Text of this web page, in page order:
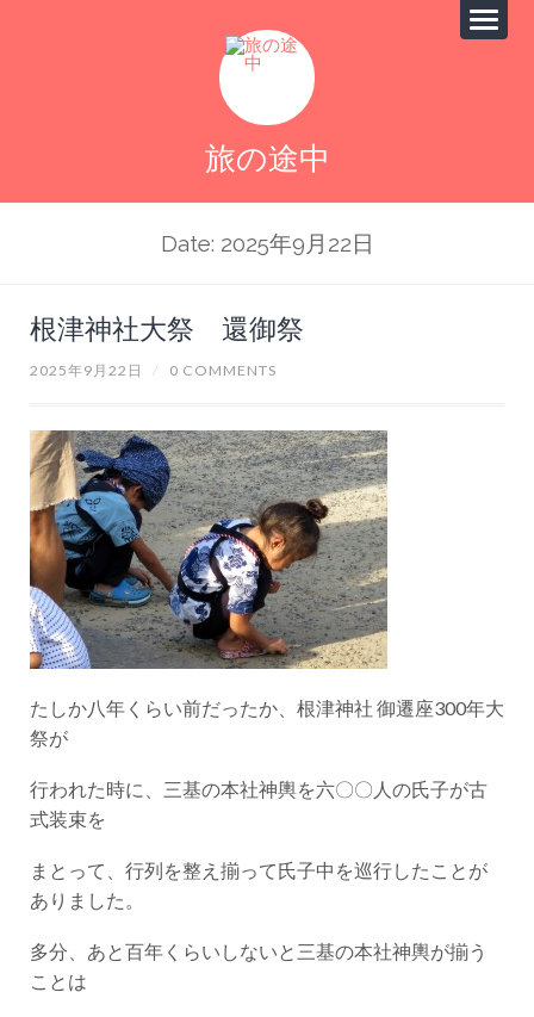
旅の途中
Date: 2025年9月22日
根津神社大祭 還御祭
2025年9月22日 / 0 COMMENTS
たしか八年くらい前だったか、根津神社 御遷座300年大
祭が
行われた時に、三基の本社神輿を六〇〇人の氏子が古
式装束を
まとって、行列を整え揃って氏子中を巡行したことが
ありました。
多分、あと百年くらいしないと三基の本社神輿が揃う
ことは